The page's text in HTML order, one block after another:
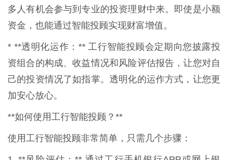
多人有机会参与到专业的投资理财中来。即使是小额
资金，也能通过智能投顾实现财富增值。
* **透明化运作：** 工行智能投顾会定期向您披露投
资组合的构成、收益情况和风险评估报告，让您对自
己的投资情况了如指掌。透明化的运作方式，让您更
加安心放心。
**如何使用工行智能投顾？**
使用工行智能投顾非常简单，只需几个步骤：